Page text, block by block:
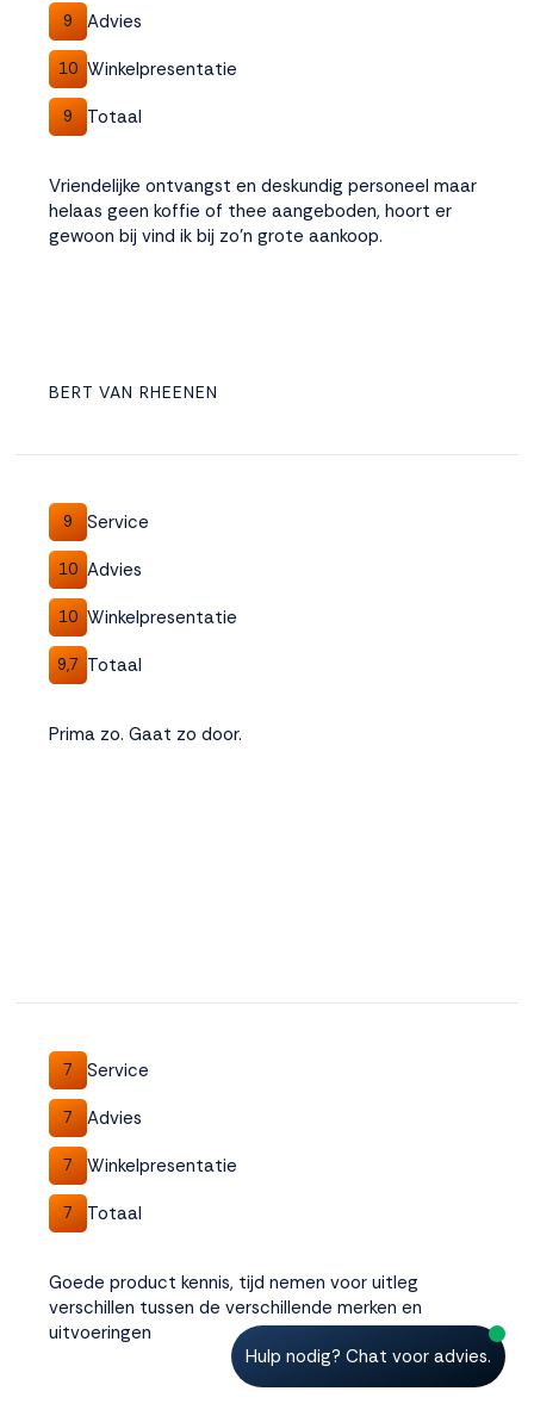
9 Advies
10 Winkelpresentatie
9 Totaal
Vriendelijke ontvangst en deskundig personeel maar
helaas geen koffie of thee aangeboden, hoort er
gewoon bij vind ik bij zo'n grote aankoop.
BERT VAN RHEENEN
9 Service
10 Advies
10 Winkelpresentatie
9,7 Totaal
Prima zo. Gaat zo door.
7 Service
7 Advies
7 Winkelpresentatie
7 Totaal
Goede product kennis, tijd nemen voor uitleg
verschillen tussen de verschillende merken en
uitvoeringen
Hulp nodig? Chat voor advies.